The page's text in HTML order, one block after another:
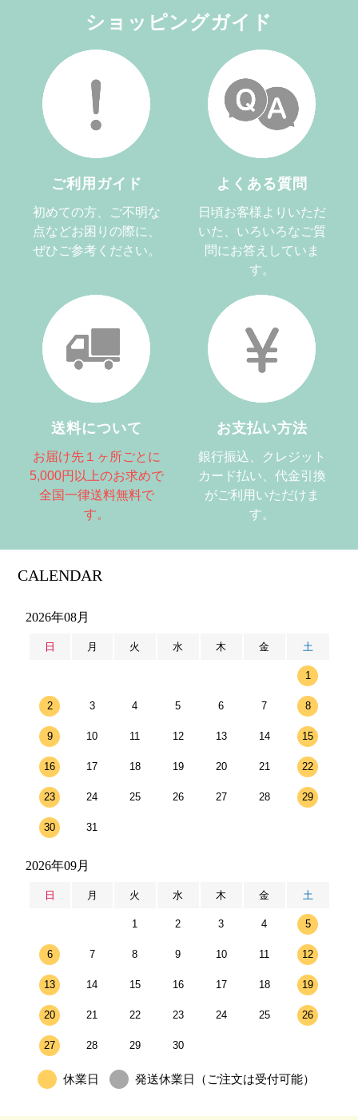
ショッピングガイド
ご利用ガイド
初めての方、ご不明な
点などお困りの際に、
ぜひご参考ください。
よくある質問
日頃お客様よりいただ
いた、いろいろなご質
問にお答えしていま
す。
送料について
お届け先１ヶ所ごとに
5,000円以上のお求めで
全国一律送料無料で
す。
お支払い方法
銀行振込、クレジット
カード払い、代金引換
がご利用いただけま
す。
CALENDAR
2026年08月
日 月 火 水 木 金 土
1
2 3 4 5 6 7 8
9 10 11 12 13 14 15
16 17 18 19 20 21 22
23 24 25 26 27 28 29
30 31
2026年09月
日 月 火 水 木 金 土
1 2 3 4 5
6 7 8 9 10 11 12
13 14 15 16 17 18 19
20 21 22 23 24 25 26
27 28 29 30
休業日 発送休業日（ご注文は受付可能）